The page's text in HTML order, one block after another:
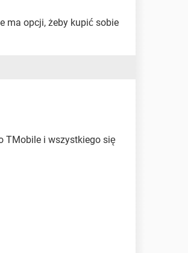
ma opcji, żeby kupić sobie
TMobile i wszystkiego się